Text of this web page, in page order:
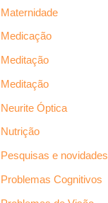
Maternidade
Medicação
Meditação
Meditação
Neurite Óptica
Nutrição
Pesquisas e novidades
Problemas Cognitivos